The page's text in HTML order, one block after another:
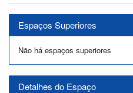
Espaços Superiores
Não há espaços superiores
Detalhes do Espaço